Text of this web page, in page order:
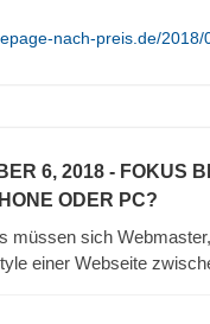
nach-preis.de/
6, 2018 - FOKUS
ODER PC?
müssen sich
einer Webseite